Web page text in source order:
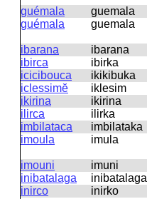
guémala
ɡuemala
guémala
ɡuemala
ibarana
ibarana
ibirca
ibirka
icicibouca
ikikibuka
iclessimĕ
iklesim
ikirina
ikirina
ilirca
ilirka
imbilataca
imbilataka
imoula
imula
imouni
imuni
inibatalaga
inibatalaɡa
inirco
inirko